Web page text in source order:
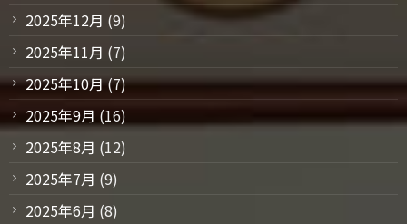
2025年12月 (9)
2025年11月 (7)
2025年10月(7)
2025年9月 (16)
2025年8月 (12)
2025年7月 (9)
2025年6月 (8)